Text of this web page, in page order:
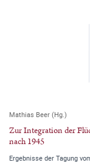
Mathias Beer (Hg.)
Zur Integration der
nach 1945
Ergebnisse der Tagung